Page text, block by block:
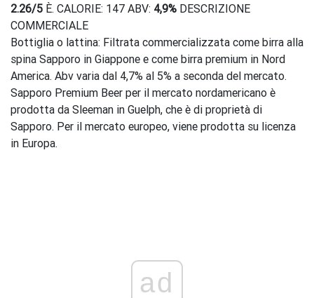
2.26/5 È. CALORIE: 147 ABV: 4,9% DESCRIZIONE
COMMERCIALE
Bottiglia o lattina: Filtrata commercializzata come birra alla
spina Sapporo in Giappone e come birra premium in Nord
America. Abv varia dal 4,7% al 5% a seconda del mercato.
Sapporo Premium Beer per il mercato nordamericano è
prodotta da Sleeman in Guelph, che è di proprietà di
Sapporo. Per il mercato europeo, viene prodotta su licenza
in Europa.
ad